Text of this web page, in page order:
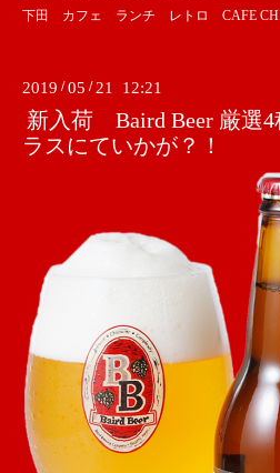
下田 カフェ ランチ レトロ CAFE
2019 /05 / 21 12:21
新入荷 Baird Beer 厳選
ラスにていかが？！